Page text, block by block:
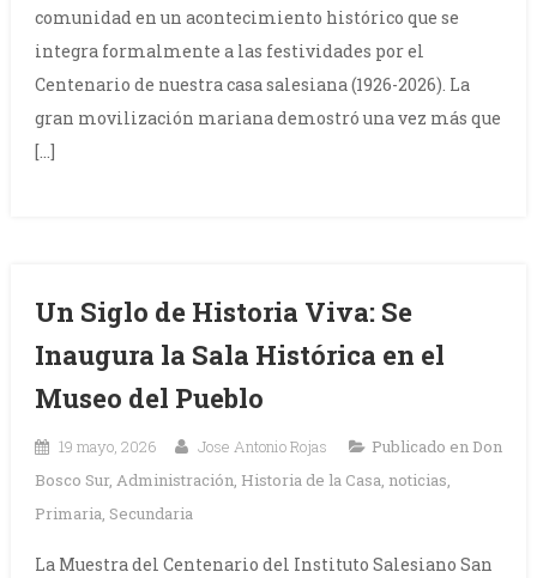
comunidad en un acontecimiento histórico que se
integra formalmente a las festividades por el
Centenario de nuestra casa salesiana (1926-2026). La
gran movilización mariana demostró una vez más que
[…]
Un Siglo de Historia Viva: Se
Inaugura la Sala Histórica en el
Museo del Pueblo
19 mayo, 2026 Jose Antonio Rojas Publicado en Don
Bosco Sur, Administración, Historia de la Casa, noticias,
Primaria, Secundaria
La Muestra del Centenario del Instituto Salesiano San